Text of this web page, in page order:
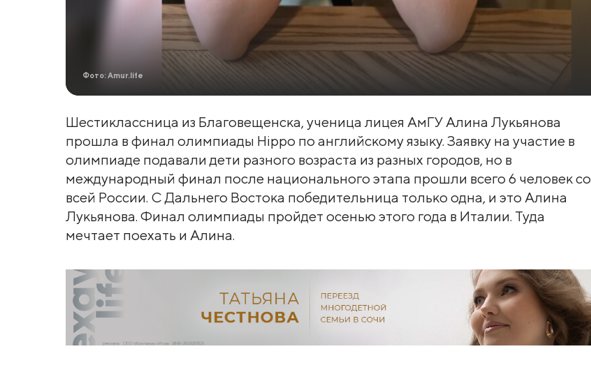
Фото: Amur.life
Шестиклассница из Благовещенска, ученица лицея АмГУ Алина Лукьянова
прошла в финал олимпиады Hippo по английскому языку. Заявку на участие в
олимпиаде подавали дети разного возраста из разных городов, но в
международный финал после национального этапа прошли всего 6 человек со
всей России. С Дальнего Востока победительница только одна, и это Алина
Лукьянова. Финал олимпиады пройдет осенью этого года в Италии. Туда
мечтает поехать и Алина.